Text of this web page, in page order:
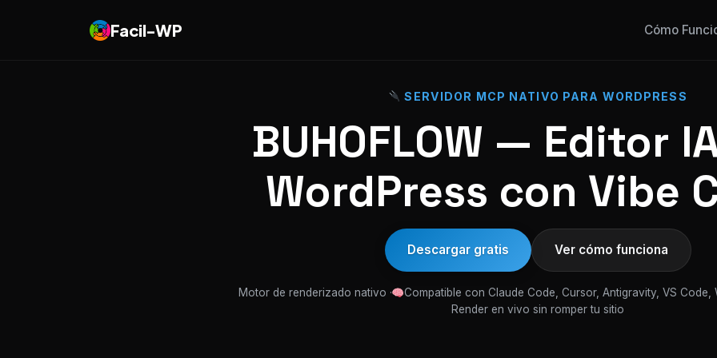
Facil-WP Cómo
SERVIDOR MCP NATIVO PARA WORDPRESS
BUHOFLOW — Editor
WordPress con Vibe
Descargar gratis Ver cómo funciona
Motor de renderizado nativo ·
Compatible con Claude Code, Cursor, Antigravity, VS Code,
Render en vivo sin romper tu sitio